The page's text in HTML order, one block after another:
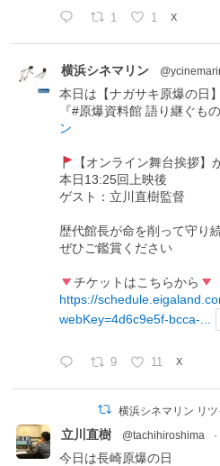
1 1 X
横浜シネマリン
本日は【ナガサキ原爆の日】
『#原爆資料館 語り継ぐも
ン
【オンライン舞台挨拶】
本日13:25回上映後
ゲスト：立川直樹監督
歴代館長が命を削って守り
ぜひご鑑賞ください
チケットはこちらから
https://
webKey=4d6c9e5f-bcca-...
9 11 X
横浜シネマリン リ
立川直樹 @tachihiroshima ·
今日は長崎原爆の日